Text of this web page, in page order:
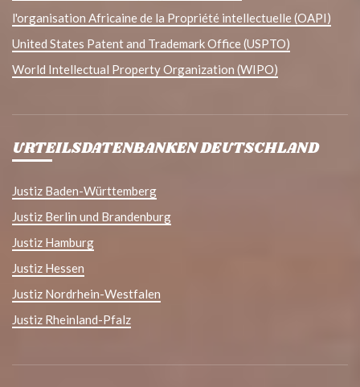
l'organisation Africaine de la Propriété intellectuelle (OAPI)
United States Patent and Trademark Office (USPTO)
World Intellectual Property Organization (WIPO)
URTEILSDATENBANKEN DEUTSCHLAND
Justiz Baden-Württemberg
Justiz Berlin und Brandenburg
Justiz Hamburg
Justiz Hessen
Justiz Nordrhein-Westfalen
Justiz Rheinland-Pfalz